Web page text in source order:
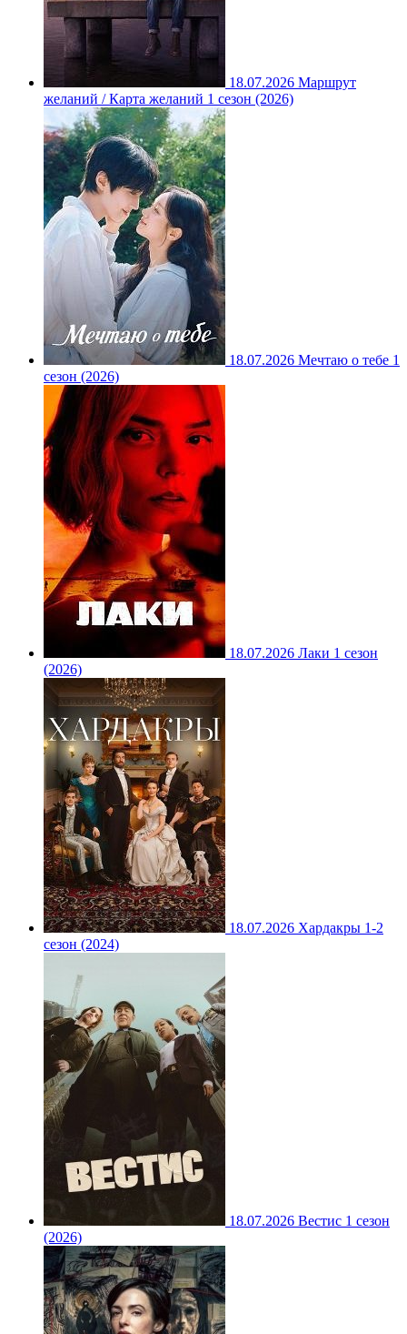
18.07.2026 Маршрут
желаний / Карта желаний 1 сезон (2026)
18.07.2026 Мечтаю о тебе 1
сезон (2026)
18.07.2026 Лаки 1 сезон
(2026)
18.07.2026 Хардакры 1-2
сезон (2024)
18.07.2026 Вестис 1 сезон
(2026)